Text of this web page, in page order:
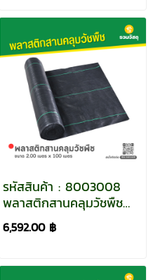
รหัสสินค้า : 8003008
พลาสติกสานคลุมวัชพืช
ขนาด 2.00 เมตร x 100
เมตร
6,592.00 ฿